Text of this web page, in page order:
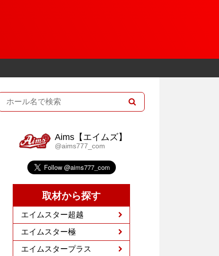
Aims【エイムズ】
@aims777_com
取材から探す
エイムスター超越
エイムスター極
エイムスタープラス